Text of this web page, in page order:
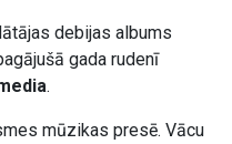
debijas albums
gada rudenī
.
mūzikas presē. Vācu